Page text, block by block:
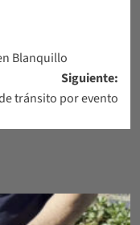
Blanquillo
Siguiente:
tránsito por evento